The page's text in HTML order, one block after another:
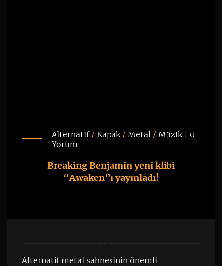
Alternatif/ Kapak/ Metal / Müzik| 0
Yorum
Breaking Benjamin yeni klibi
“Awaken”ı yayınladı!
Alternatif metal sahnesinin önemli